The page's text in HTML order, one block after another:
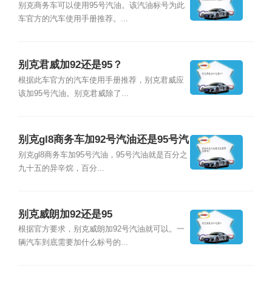
别克商务车可以使用95号汽油。该汽油标号为此
车官方的汽车使用手册推荐。...
别克君威加92还是95？
根据此车官方的汽车使用手册推荐，别克君威应
该加95号汽油。别克君威除了...
别克gl8商务车加92号汽油还是95号汽
油？
别克gl8商务车加95号汽油，95号汽油就是百分之
九十五的异辛烷，百分...
别克威朗加92还是95
根据官方要求，别克威朗加92号汽油就可以。一
辆汽车到底需要加什么标号的...